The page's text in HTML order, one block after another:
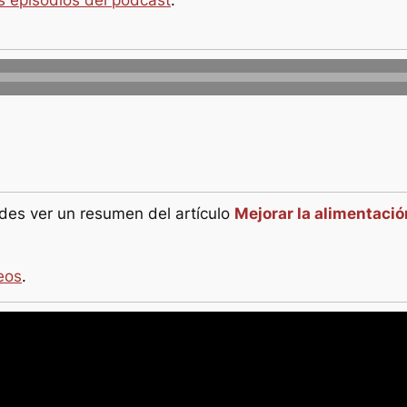
ver un resumen del artículo Mejorar la
.